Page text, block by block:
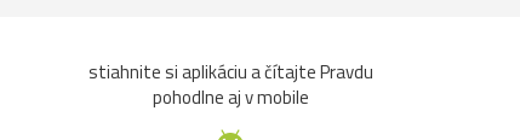
stiahnite si aplikáciu a čítajte Pravdu
pohodlne aj v mobile